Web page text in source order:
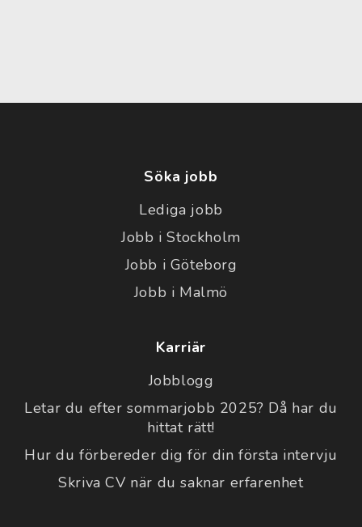
Söka jobb
Lediga jobb
Jobb i Stockholm
Jobb i Göteborg
Jobb i Malmö
Karriär
Jobblogg
Letar du efter sommarjobb 2025? Då har du
hittat rätt!
Hur du förbereder dig för din första intervju
Skriva CV när du saknar erfarenhet